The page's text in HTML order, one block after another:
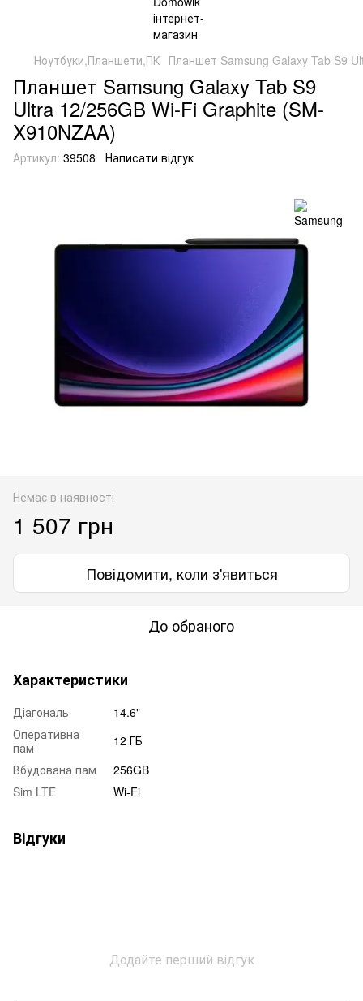
Ноутбуки,Планшети,ПК Планшет Samsung Galaxy Tab S9
Планшет Samsung Galaxy Tab S9
Ultra 12/256GB Wi-Fi Graphite (SM-
X910NZAA)
Артикул: 39508 Написати відгук
Немає в наявності
1 507 грн
Повідомити, коли з'явиться
До обраного
Характеристики
Діагональ
14.6"
Оперативна
пам
12 ГБ
Вбудована пам
256GB
Sim LTE
Wi-Fi
Відгуки
Додайте перший відгук